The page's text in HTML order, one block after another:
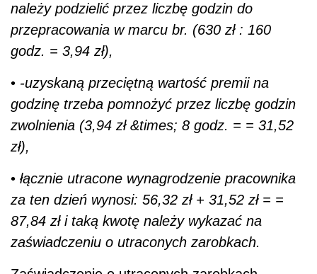
należy podzielić przez liczbę godzin do
przepracowania w marcu br. (630 zł : 160
godz. = 3,94 zł),
• -uzyskaną przeciętną wartość premii na
godzinę trzeba pomnożyć przez liczbę godzin
zwolnienia (3,94 zł &times; 8 godz. = = 31,52
zł),
• łącznie utracone wynagrodzenie pracownika
za ten dzień wynosi: 56,32 zł + 31,52 zł = =
87,84 zł i taką kwotę należy wykazać na
zaświadczeniu o utraconych zarobkach.